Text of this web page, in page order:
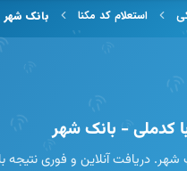
استعلام کد مکنا بانک شهر
- بانک شهر
دریافت آنلاین و فوری نتیجه با